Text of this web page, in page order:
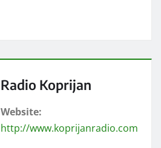
Radio Koprijan
Website:
http://www.koprijanradio.com